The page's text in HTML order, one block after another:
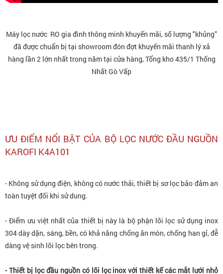
Máy lọc nước RO gia đình thông minh khuyến mãi, số lượng "khủng”
đã được chuẩn bị tại showroom đón đợt khuyến mãi thanh lý xả
hàng lần 2 lớn nhất trong năm tại cửa hàng, Tổng kho 435/1 Thống
Nhất Gò Vấp
ƯU ĐIỂM NỔI BẬT CỦA BỘ LỌC NƯỚC ĐẦU NGUỒN
KAROFI K4A101
- Không sử dụng điện, không có nước thải, thiết bị sơ lọc bảo đảm an
toàn tuyệt đối khi sử dung.
- Điểm ưu việt nhất của thiết bị này là bộ phận lõi lọc sử dụng inox
304 dày dặn, sáng, bền, có khả năng chống ăn mòn, chống han gỉ, đễ
dàng vệ sinh lõi lọc bên trong.
- Thiết bị lọc đầu nguồn có lõi lọc inox với thiết kế các mắt lưới nhỏ